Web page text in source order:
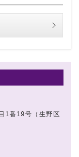
1番19号（生野区